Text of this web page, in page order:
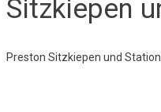
Sitzkiepen
Preston Sitzkiepen und